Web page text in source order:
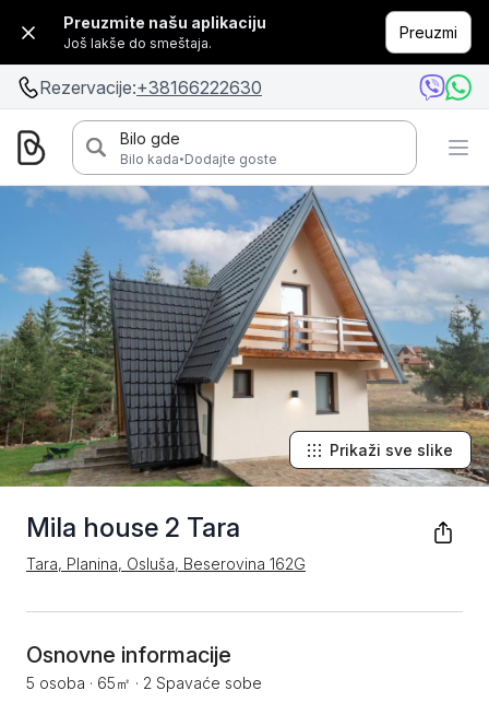
Preuzmite našu aplikaciju
Još lakše do smeštaja.
Preuzmi
Rezervacije:+38166222630
Bilo gde
Bilo kada·Dodajte goste
Mila house 2 Tara
Tara, Planina, Osluša, Beserovina 162G
Prikaži sve slike
Osnovne informacije
5 osoba · 65㎡ · 2 Spavaće sobe